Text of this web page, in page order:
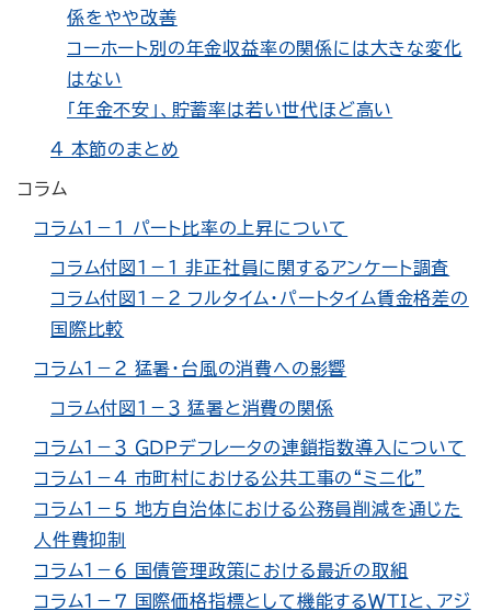
係をやや改善
コーホート別の年金収益率の関係には大きな変化
はない
「年金不安」、貯蓄率は若い世代ほど高い
４ 本節のまとめ
コラム
コラム１－１ パート比率の上昇について
コラム付図１－１ 非正社員に関するアンケート調査
コラム付図１－２ フルタイム・パートタイム賃金格差の
国際比較
コラム１－２ 猛暑・台風の消費への影響
コラム付図１－３ 猛暑と消費の関係
コラム１－３ ＧＤＰデフレータの連鎖指数導入について
コラム１－４ 市町村における公共工事の“ミニ化”
コラム１－５ 地方自治体における公務員削減を通じた
人件費抑制
コラム１－６ 国債管理政策における最近の取組
コラム１－７ 国際価格指標として機能するＷＴＩと、アジ